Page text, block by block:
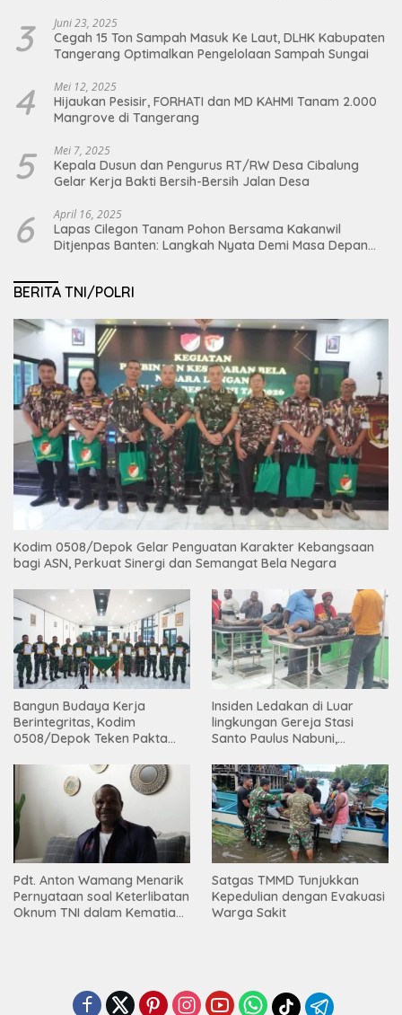
3 Juni 23, 2025
Cegah 15 Ton Sampah Masuk Ke Laut, DLHK Kabupaten
Tangerang Optimalkan Pengelolaan Sampah Sungai
4 Mei 12, 2025
Hijaukan Pesisir, FORHATI dan MD KAHMI Tanam 2.000
Mangrove di Tangerang
5 Mei 7, 2025
Kepala Dusun dan Pengurus RT/RW Desa Cibalung
Gelar Kerja Bakti Bersih-Bersih Jalan Desa
6 April 16, 2025
Lapas Cilegon Tanam Pohon Bersama Kakanwil
Ditjenpas Banten: Langkah Nyata Demi Masa Depan
BERITA TNI/POLRI
Kodim 0508/Depok Gelar Penguatan Karakter Kebangsaan
bagi ASN, Perkuat Sinergi dan Semangat Bela Negara
Bangun Budaya Kerja
Berintegritas, Kodim
0508/Depok Teken Pakta
Insiden Ledakan di Luar
lingkungan Gereja Stasi
Santo Paulus Nabuni,
Pdt. Anton Wamang Menarik
Pernyataan soal Keterlibatan
Oknum TNI dalam Kematian
Satgas TMMD Tunjukkan
Kepedulian dengan Evakuasi
Warga Sakit